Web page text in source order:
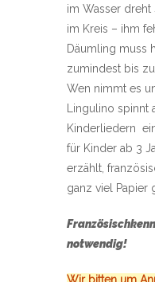
im Wasser
im Kreis – ihm
Däumling muss
zumindest bis
Wen nimmt es
Lingulino spinnt
Kinderliedern
für Kinder ab 3
erzählt,
ganz viel Papier
notwendig!